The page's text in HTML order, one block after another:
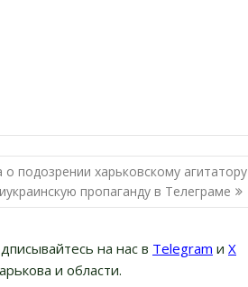
подозрении харьковскому агитатору
пропаганду в Телеграме
на нас в Telegram и Х
и области.